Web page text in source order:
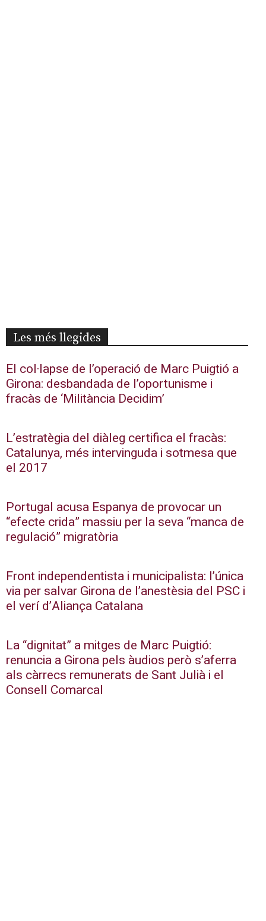
Les més llegides
El col·lapse de l’operació de Marc Puigtió a
Girona: desbandada de l’oportunisme i
fracàs de ‘Militància Decidim’
L’estratègia del diàleg certifica el fracàs:
Catalunya, més intervinguda i sotmesa que
el 2017
Portugal acusa Espanya de provocar un
“efecte crida” massiu per la seva “manca de
regulació” migratòria
Front independentista i municipalista: l’única
via per salvar Girona de l’anestèsia del PSC i
el verí d’Aliança Catalana
La “dignitat” a mitges de Marc Puigtió:
renuncia a Girona pels àudios però s’aferra
als càrrecs remunerats de Sant Julià i el
Consell Comarcal